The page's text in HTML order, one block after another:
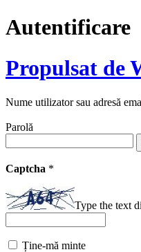
Autentificare
Propulsat de
Nume utilizator sau adresă
Parolă
Captcha *
Type the text
Ține-mă minte